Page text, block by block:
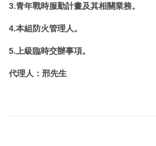
3.青年戰時服勤計畫及其相關業務。
4.本組防火管理人。
5.上級臨時交辦事項。
代理人 ： 邢先生